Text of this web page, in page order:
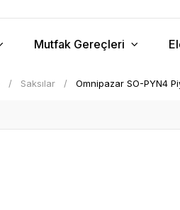
Mutfak Gereçleri
Saksılar Omnipazar SO-PYN4